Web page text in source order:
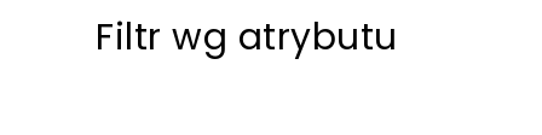
Filtr wg atrybutu